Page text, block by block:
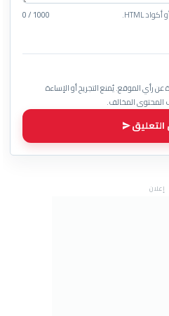
0 / 1000
عن رأي الموقع. يُمنع التجريح أو الإساءة
المخالف.
إعلان